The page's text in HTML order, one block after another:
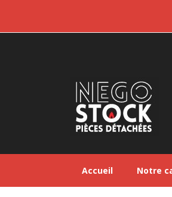
Accueil Notre